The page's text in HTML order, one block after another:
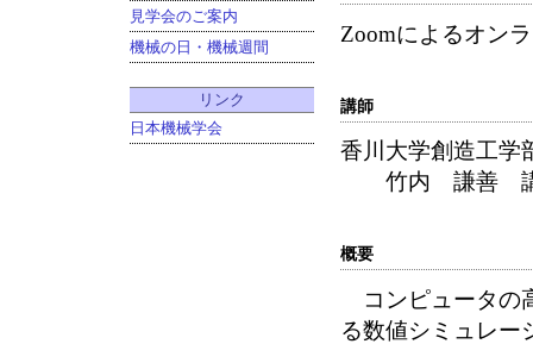
見学会のご案内
機械の日・機械週間
リンク
日本機械学会
Zoomによるオン
講師
香川大学創造工学
竹内 謙善
概要
コンピュータの
る数値シミュレー